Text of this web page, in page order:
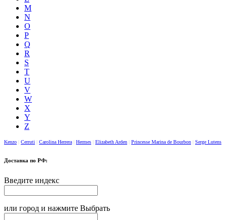
M
N
O
P
Q
R
S
T
U
V
W
X
Y
Z
Kenzo Cerruti Carolina Herrera Hermes Elizabeth Arden Princesse Marina de Bourbon Serge Lutens
Доставка по РФ:
Введите индекс
или город и нажмите Выбрать